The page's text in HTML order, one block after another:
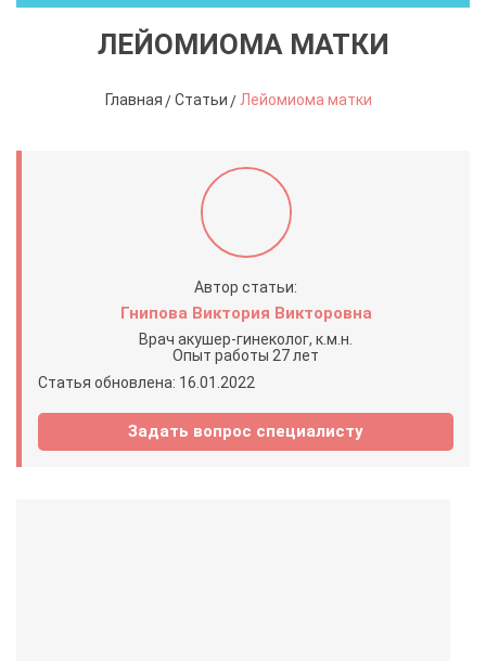
ЛЕЙОМИОМА МАТКИ
Главная Статьи Лейомиома матки
Автор статьи:
Гнипова Виктория Викторовна
Врач акушер-гинеколог, к.м.н.
Опыт работы 27 лет
Статья обновлена: 16.01.2022
Задать вопрос специалисту